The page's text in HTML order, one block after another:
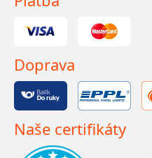
Doprava
Naše certifikáty